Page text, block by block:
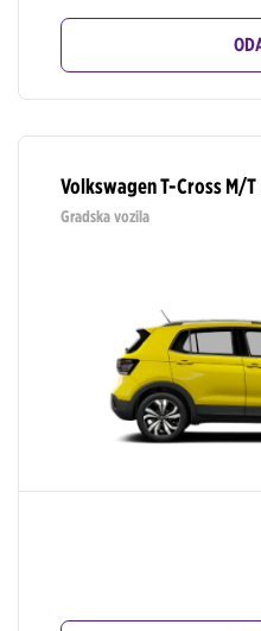
Volkswagen T-Cross M/T
Gradska vozila